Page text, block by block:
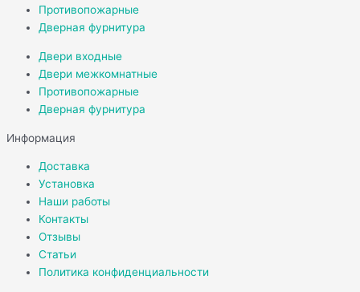
Противопожарные
Дверная фурнитура
Двери входные
Двери межкомнатные
Противопожарные
Дверная фурнитура
Информация
Доставка
Установка
Наши работы
Контакты
Отзывы
Статьи
Политика конфиденциальности